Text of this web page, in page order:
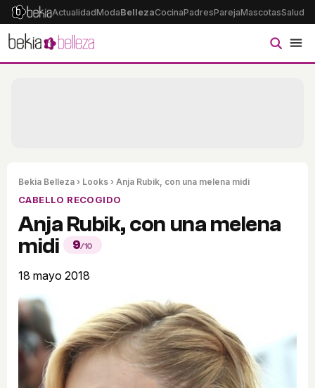
ActualidadModaBellezaCocinaPadresParejaMascotasSalud
Bekia Belleza › Looks › Anja Rubik, con una melena midi
CABELLO RECOGIDO
Anja Rubik, con una melena
midi
9/10
18 mayo 2018